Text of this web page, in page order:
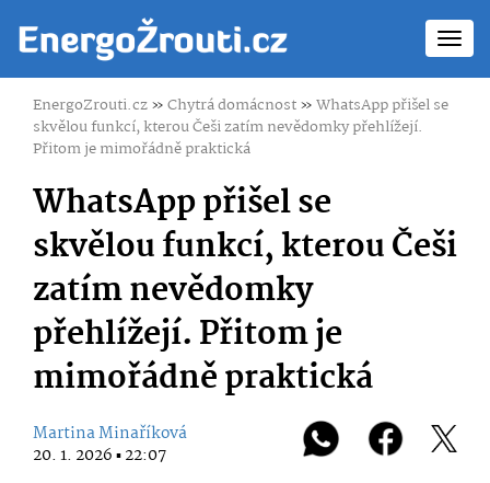
EnergoZrouti.cz»Chytrá domácnost»WhatsApp přišel se
skvělou funkcí, kterou Češi zatím nevědomky přehlížejí.
Přitom je mimořádně praktická
WhatsApp přišel se
skvělou funkcí, kterou Češi
zatím nevědomky
přehlížejí. Přitom je
mimořádně praktická
Martina Minaříková
20. 1. 2026 ▪ 22:07